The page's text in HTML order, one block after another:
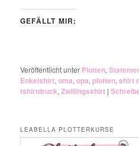
GEFÄLLT MIR:
Veröffentlicht unter Plotten,
Enkelshirt,oma,opa,plotten,shirt
tshirtdruck,Zwillingsshirt |
LEABELLA PLOTTERKURSE